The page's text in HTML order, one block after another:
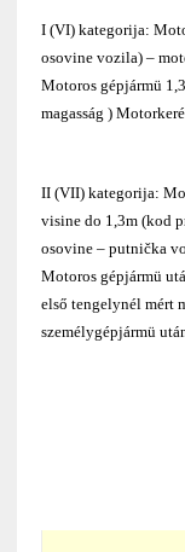
I (VI) kategorija:
osovine vozila) –
Motoros gépjármü
magasság )
II (VII) kategorija:
visine do 1,3m (kod
osovine – putnička
Motoros gépjármü
első tengelynél mért
személygépjármü